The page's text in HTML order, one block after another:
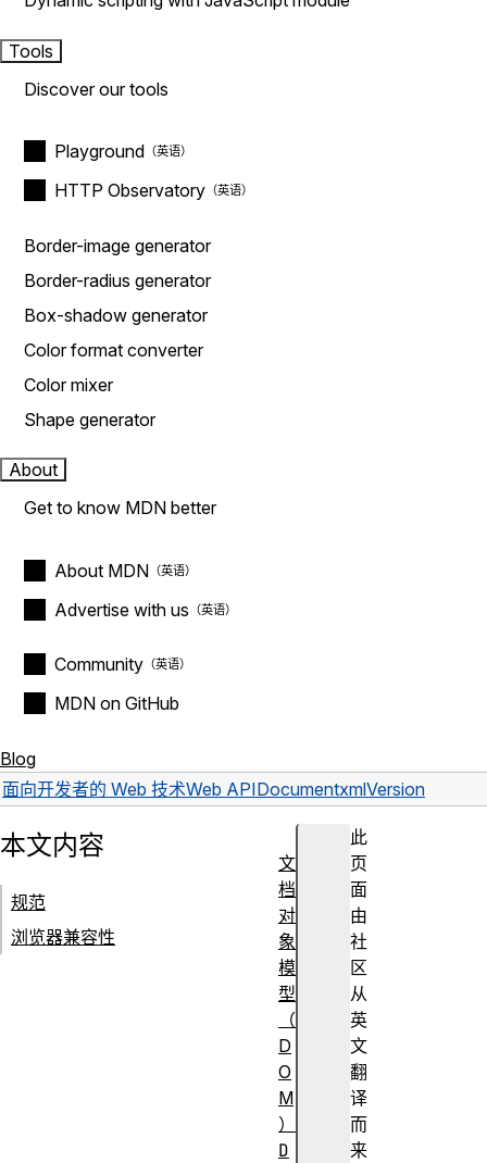
Tools
Discover our tools
Playground
HTTP Observatory
Border-image generator
Border-radius generator
Box-shadow generator
Color format converter
Color mixer
Shape generator
About
Get to know MDN better
About MDN
Advertise with us
Community
MDN on GitHub
Blog
面向开发者的 Web 技术Web APIDocumentxmlVersion
此
页
面
由
社
区
从
英
文
翻
译
而
来
本文内容
规范
浏览器兼容性
文
档
对
象
模
型
（
D
O
M
）
D